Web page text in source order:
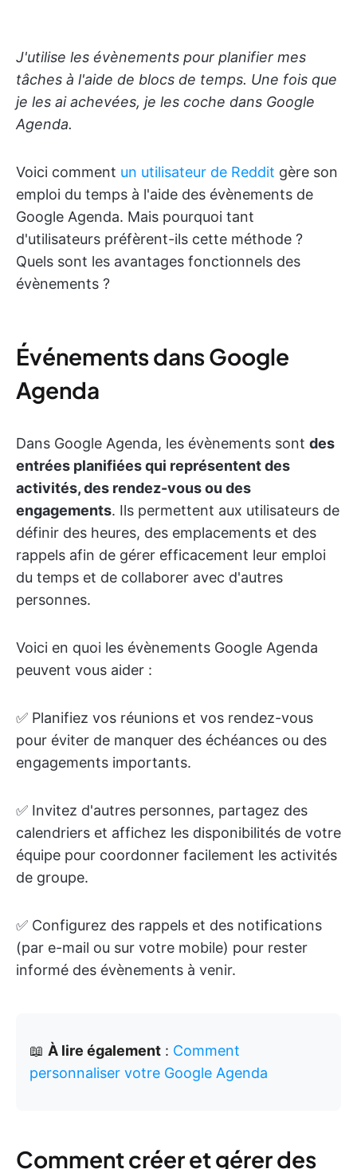
J'utilise les évènements pour planifier mes
tâches à l'aide de blocs de temps. Une fois que
je les ai achevées, je les coche dans Google
Agenda.
Voici comment un utilisateur de Reddit gère son
emploi du temps à l'aide des évènements de
Google Agenda. Mais pourquoi tant
d'utilisateurs préfèrent-ils cette méthode ?
Quels sont les avantages fonctionnels des
évènements ?
Événements dans Google
Agenda
Dans Google Agenda, les évènements sont des
entrées planifiées qui représentent des
activités, des rendez-vous ou des
engagements. Ils permettent aux utilisateurs de
définir des heures, des emplacements et des
rappels afin de gérer efficacement leur emploi
du temps et de collaborer avec d'autres
personnes.
Voici en quoi les évènements Google Agenda
peuvent vous aider :
✅ Planifiez vos réunions et vos rendez-vous
pour éviter de manquer des échéances ou des
engagements importants.
✅ Invitez d'autres personnes, partagez des
calendriers et affichez les disponibilités de votre
équipe pour coordonner facilement les activités
de groupe.
✅ Configurez des rappels et des notifications
(par e-mail ou sur votre mobile) pour rester
informé des évènements à venir.
📖 À lire également : Comment
personnaliser votre Google Agenda
Comment créer et gérer des